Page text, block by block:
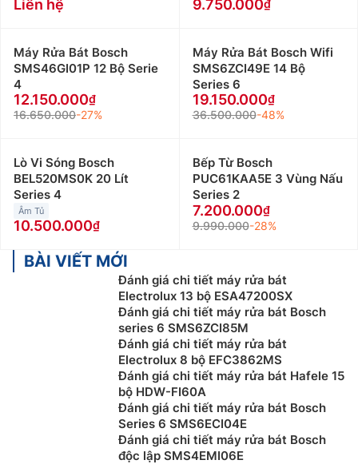
Liên hệ 9.750.000
Máy Rửa Bát Bosch
SMS46GI01P 12 Bộ Serie
4
12.150.000
16.650.000-27%
Máy Rửa Bát Bosch Wifi
SMS6ZCI49E 14 Bộ
Series 6
19.150.000
36.500.000-48%
Lò Vi Sóng Bosch
BEL520MS0K 20 Lít
Series 4
Âm Tủ
10.500.000
Bếp Từ Bosch
PUC61KAA5E 3 Vùng Nấu
Series 2
7.200.000
9.990.000-28%
BÀI VIẾT MỚI
Đánh giá chi tiết máy rửa bát
Electrolux 13 bộ ESA47200SX
Đánh giá chi tiết máy rửa bát Bosch
series 6 SMS6ZCI85M
Đánh giá chi tiết máy rửa bát
Electrolux 8 bộ EFC3862MS
Đánh giá chi tiết máy rửa bát Hafele 15
bộ HDW-FI60A
Đánh giá chi tiết máy rửa bát Bosch
Series 6 SMS6ECI04E
Đánh giá chi tiết máy rửa bát Bosch
độc lập SMS4EMI06E